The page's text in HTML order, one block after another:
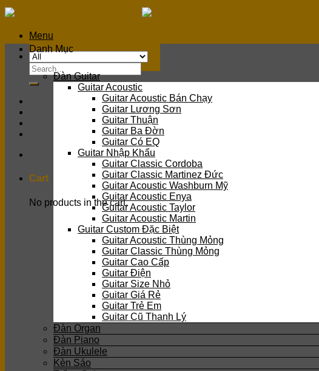
Skip
to
contentMenu
Search
for:
Cart
No products in the cart.
Danh Mục
Đàn Guitar
Guitar Acoustic
Guitar Acoustic Bán Chạy
Guitar Lương Sơn
Guitar Thuận
Guitar Ba Đờn
Guitar Có EQ
Guitar Nhập Khẩu
Guitar Classic Cordoba
Guitar Classic Martinez Đức
Guitar Acoustic Washburn Mỹ
Guitar Acoustic Enya
Guitar Acoustic Taylor
Guitar Acoustic Martin
Guitar Custom Đặc Biệt
Guitar Acoustic Thùng Mỏng
Guitar Classic Thùng Mỏng
Guitar Cao Cấp
Guitar Điện
Guitar Size Nhỏ
Guitar Giá Rẻ
Guitar Trẻ Em
Guitar Cũ Thanh Lý
Đàn Organ
Đàn Piano
Đàn Ukulele
Kèn Sáo